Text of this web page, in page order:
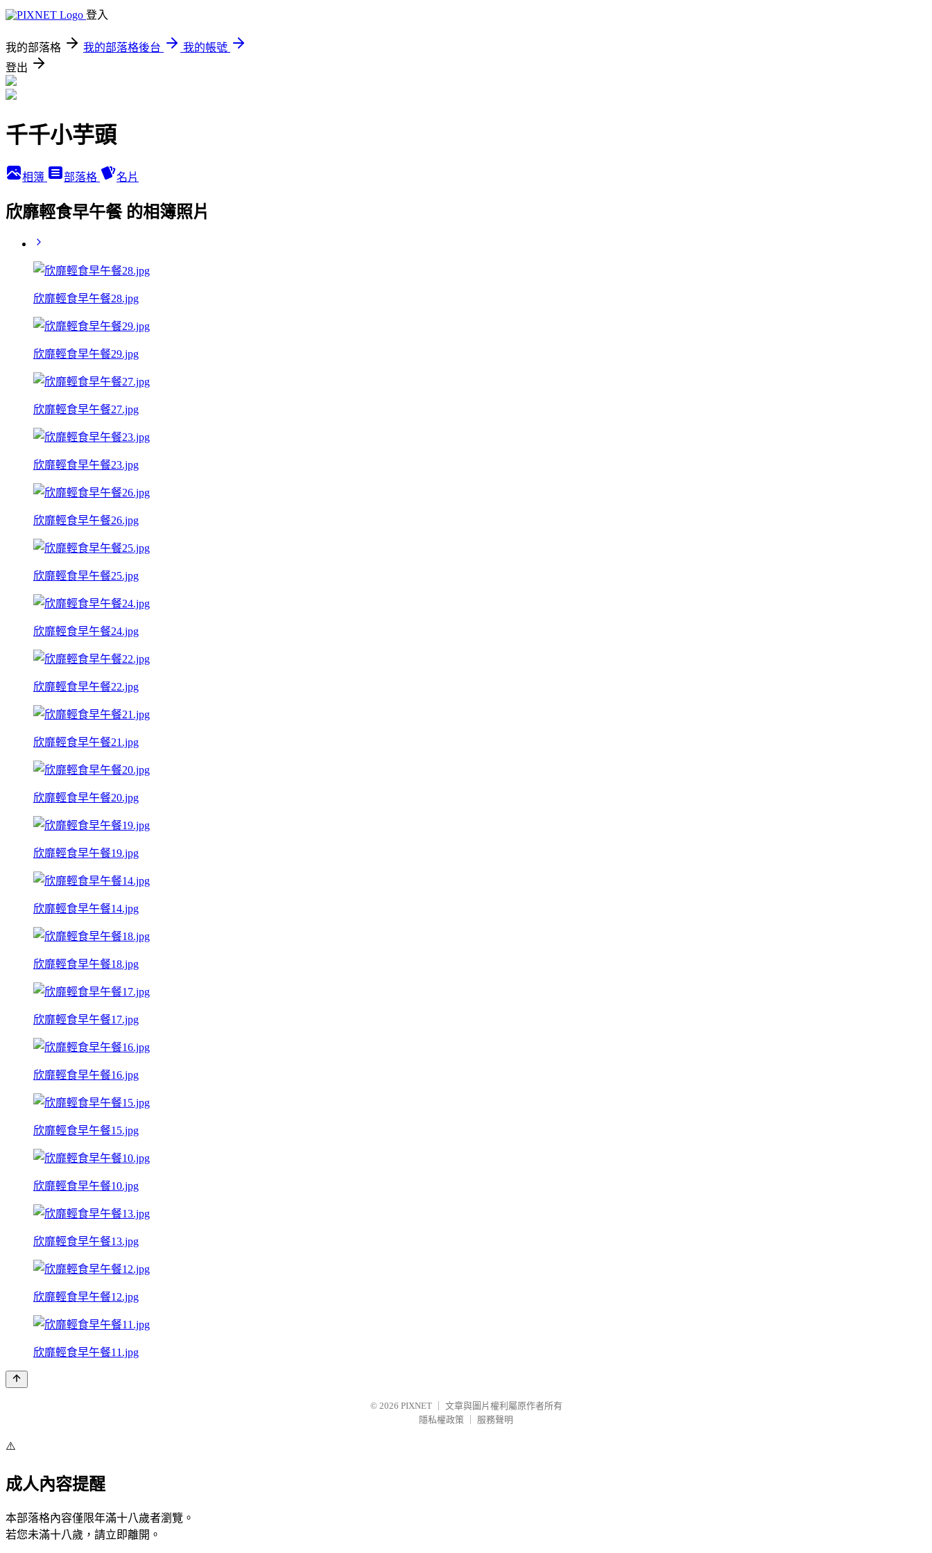
登入
我的部落格 我的部落格後台
我的帳號
登出
千千小芋頭
相簿 部落格 名片
欣靡輕食早午餐 的相簿照片
欣靡輕食早午餐28.jpg
欣靡輕食早午餐29.jpg
欣靡輕食早午餐27.jpg
欣靡輕食早午餐23.jpg
欣靡輕食早午餐26.jpg
欣靡輕食早午餐25.jpg
欣靡輕食早午餐24.jpg
欣靡輕食早午餐22.jpg
欣靡輕食早午餐21.jpg
欣靡輕食早午餐20.jpg
欣靡輕食早午餐19.jpg
欣靡輕食早午餐14.jpg
欣靡輕食早午餐18.jpg
欣靡輕食早午餐17.jpg
欣靡輕食早午餐16.jpg
欣靡輕食早午餐15.jpg
欣靡輕食早午餐10.jpg
欣靡輕食早午餐13.jpg
欣靡輕食早午餐12.jpg
欣靡輕食早午餐11.jpg
© 2026 PIXNET
文章與圖片權利屬原作者所有
隱私權政策
服務聲明
⚠️
成人內容提醒
本部落格內容僅限年滿十八歲者瀏覽。
若您未滿十八歲，請立即離開。